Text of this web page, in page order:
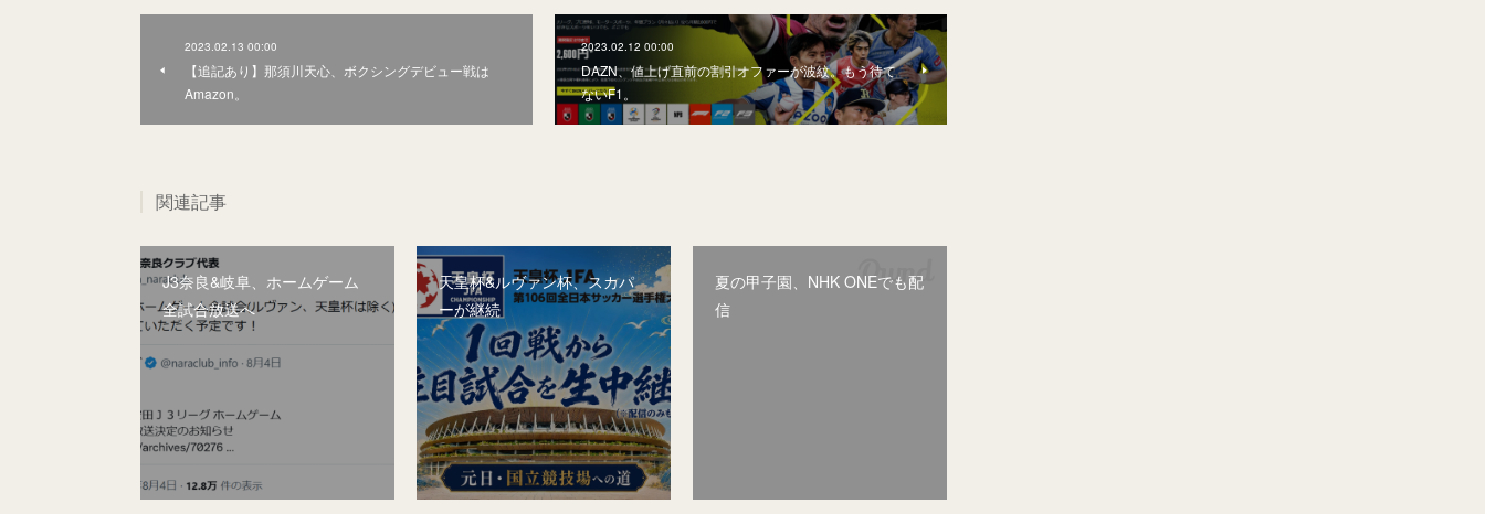
2023.02.13 00:00
【追記あり】那須川天心、ボクシングデビュー戦は
Amazon。
2023.02.12 00:00
DAZN、値上げ直前の割引オファーが波紋。もう待て
ないF1。
関連記事
J3奈良&岐阜、ホームゲーム
全試合放送へ
天皇杯&ルヴァン杯、スカパ
ーが継続
夏の甲子園、NHK ONEでも配
信